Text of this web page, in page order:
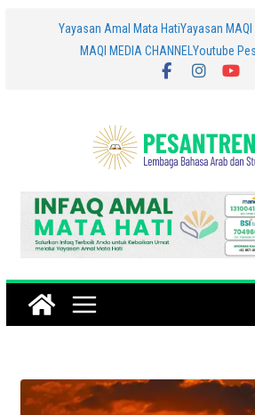
Yayasan Amal Mata HatiYayasan
MAQI MEDIA CHANNEL Youtube